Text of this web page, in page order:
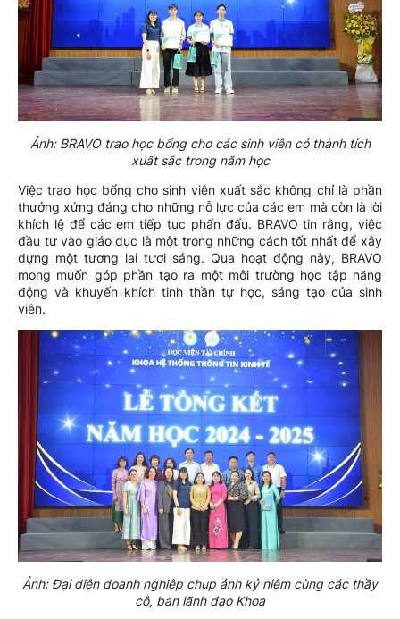
Ảnh: BRAVO trao học bổng cho các sinh viên có thành tích
xuất sắc trong năm học
Việc trao học bổng cho sinh viên xuất sắc không chỉ là phần
thưởng xứng đáng cho những nỗ lực của các em mà còn là lời
khích lệ để các em tiếp tục phấn đấu. BRAVO tin rằng, việc
đầu tư vào giáo dục là một trong những cách tốt nhất để xây
dựng một tương lai tươi sáng. Qua hoạt động này, BRAVO
mong muốn góp phần tạo ra một môi trường học tập năng
động và khuyến khích tinh thần tự học, sáng tạo của sinh
viên.
Ảnh: Đại diện doanh nghiệp chụp ảnh kỷ niệm cùng các thầy
cô, ban lãnh đạo Khoa